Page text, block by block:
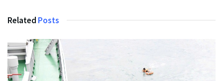
Related Posts